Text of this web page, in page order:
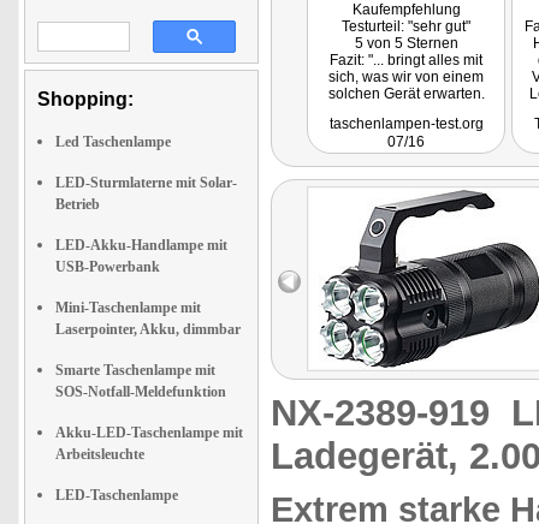
Shopping:
Led Taschenlampe
LED-Sturmlaterne mit Solar-
Betrieb
LED-Akku-Handlampe mit
USB-Powerbank
Mini-Taschenlampe mit
Laserpointer, Akku, dimmbar
Smarte Taschenlampe mit
SOS-Notfall-Meldefunktion
Akku-LED-Taschenlampe mit
Arbeitsleuchte
LED-Taschenlampe
Kaufempfehlung
Testurteil: "sehr gut"
5 von 5 Sternen
Fazit: "... bringt alles mit
sich, was wir von einem
solchen Gerät erwarten.
seine Helligkeit ..."
taschenlampen-test.org
07/16
NX-2389-919
Ladegerät,
Extrem starke